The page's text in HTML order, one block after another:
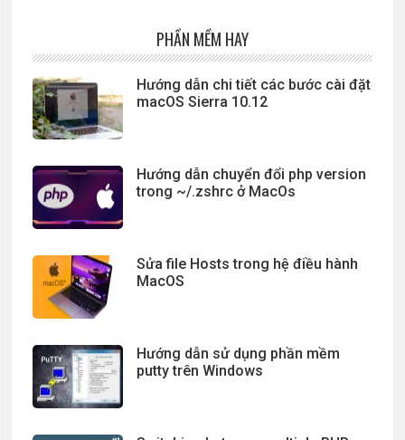
PHẦN MỀM HAY
Hướng dẫn chi tiết các bước cài đặt
macOS Sierra 10.12
Hướng dẫn chuyển đổi php version
trong ~/.zshrc ở MacOs
Sửa file Hosts trong hệ điều hành
MacOS
Hướng dẫn sử dụng phần mềm
putty trên Windows